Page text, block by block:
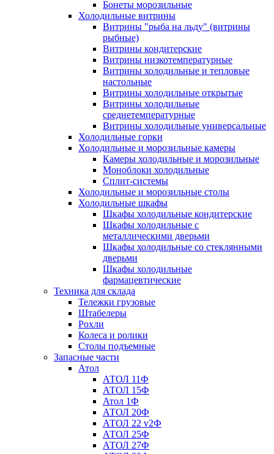
Бонеты морозильные
Холодильные витрины
Витрины "рыба на льду" (витрины
рыбные)
Витрины кондитерские
Витрины низкотемпературные
Витрины холодильные и тепловые
настольные
Витрины холодильные открытые
Витрины холодильные
среднетемпературные
Витрины холодильные универсальные
Холодильные горки
Холодильные и морозильные камеры
Камеры холодильные и морозильные
Моноблоки холодильные
Сплит-системы
Холодильные и морозильные столы
Холодильные шкафы
Шкафы холодильные кондитерские
Шкафы холодильные с
металлическими дверьми
Шкафы холодильные со стеклянными
дверьми
Шкафы холодильные
фармацевтические
Техника для склада
Тележки грузовые
Штабелеры
Рохли
Колеса и ролики
Столы подъемные
Запасные части
Атол
АТОЛ 11Ф
АТОЛ 15Ф
Атол 1Ф
АТОЛ 20Ф
АТОЛ 22 v2Ф
АТОЛ 25Ф
АТОЛ 27Ф